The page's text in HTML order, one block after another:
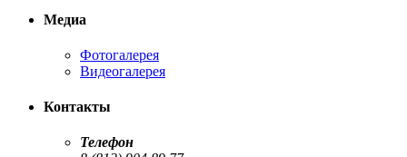
Медиа
Фотогалерея
Видеогалерея
Контакты
Телефон